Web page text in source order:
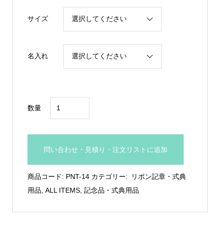
¥4,950
サイズ
名入れ
数量
ナ
ト：
問い合わせ・見積り・注文リストに追加
商品コード: PNT-14 カテゴリー:
リボン記章・式典
用品 ALL ITEMS, 記念品・式典用品